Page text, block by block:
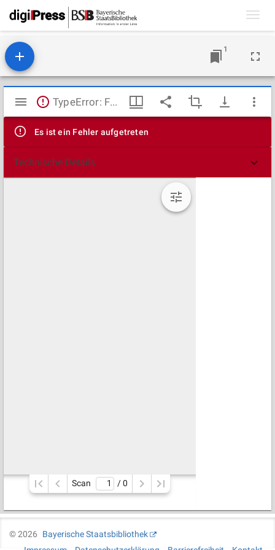
1
Mirador
Viewer
TypeError: Failed to fetch
Es ist ein Fehler aufgetreten
Technische Details
Scan / 0
©2026
Bayerische Staatsbibliothek